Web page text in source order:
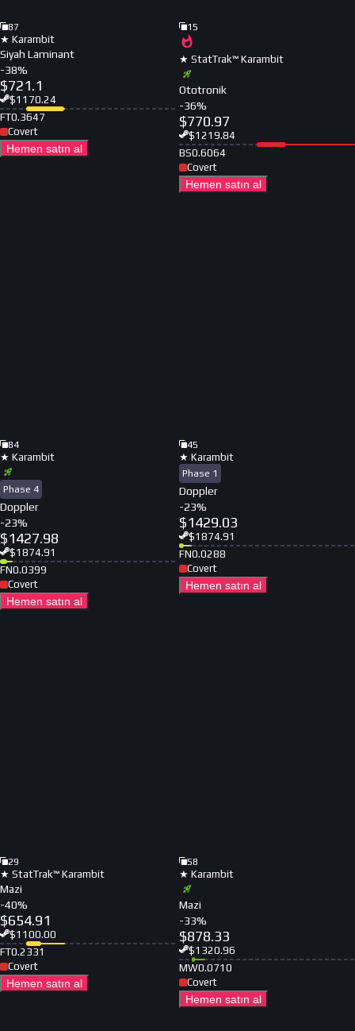
87
★ Karambit
Siyah Laminant
-38%
$721.1
$1170.24
FT0.3647
Covert
Hemen satın al
15
★ StatTrak™ Karambit
Ototronik
-36%
$770.97
$1219.84
BS0.6064
Covert
Hemen satın al
84
★ Karambit
Phase 4
Doppler
-23%
$1427.98
$1874.91
FN0.0399
Covert
Hemen satın al
45
★ Karambit
Phase 1
Doppler
-23%
$1429.03
$1874.91
FN0.0288
Covert
Hemen satın al
29
★ StatTrak™ Karambit
Mazi
-40%
$654.91
$1100.00
FT0.2331
Covert
Hemen satın al
58
★ Karambit
Mazi
-33%
$878.33
$1320.96
MW0.0710
Covert
Hemen satın al